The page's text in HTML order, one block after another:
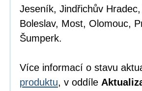
Jeseník, Jindřichův
Boleslav, Most, Olomouc,
Šumperk.
Více informací o stavu
produktu, v oddíle